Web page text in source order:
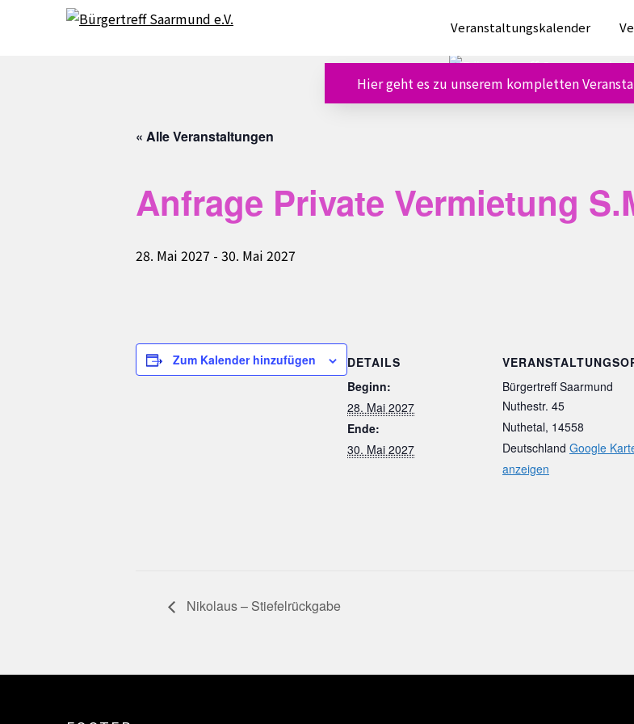
Veranstaltungskalender
Hier geht es zu unserem kompletten
« Alle Veranstaltungen
Anfrage Private Vermietung
28. Mai 2027 - 30. Mai 2027
Zum Kalender hinzufügen
DETAILS
Beginn:
28. Mai 2027
Ende:
30. Mai 2027
Bürgertreff Saarmund
Nuthestr. 45
Nuthetal, 14558
Deutschland Google
anzeigen
Nikolaus – Stiefelrückgabe